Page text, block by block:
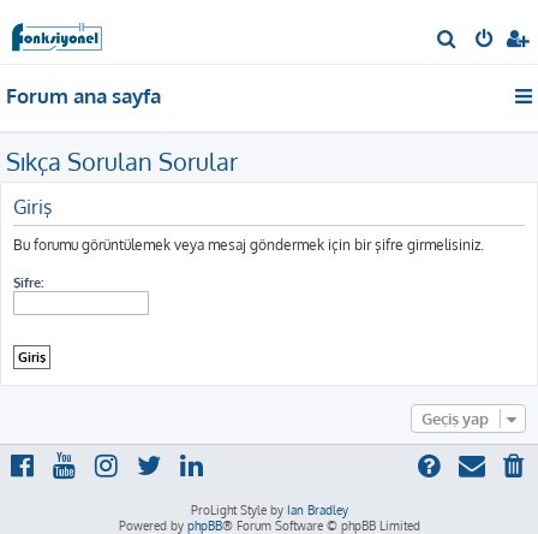
r
Forum ana sayfa
Sıkça Sorulan Sorular
Giriş
Bu forumu görüntülemek veya mesaj göndermek için bir şifre girmelisiniz.
Şifre:
Geçiş yap
ProLight Style by Ian Bradley
Powered by phpBB® Forum Software © phpBB Limited